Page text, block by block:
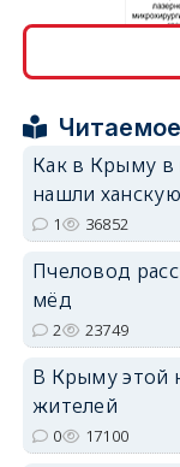
Читаемое
Как в Крыму в
нашли
1 36852
Пчеловод
мёд
2 23749
В Крыму этой
жителей
0 17100